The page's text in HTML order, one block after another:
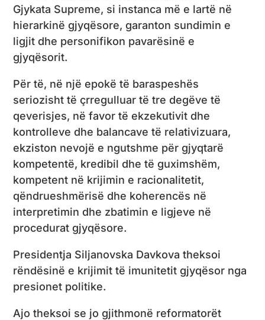
Gjykata Supreme, si instanca më e lartë në
hierarkinë gjyqësore, garanton sundimin e
ligjit dhe personifikon pavarësinë e
gjyqësorit.
Për të, në një epokë të baraspeshës
seriozisht të çrregulluar të tre degëve të
qeverisjes, në favor të ekzekutivit dhe
kontrolleve dhe balancave të relativizuara,
ekziston nevojë e ngutshme për gjyqtarë
kompetentë, kredibil dhe të guximshëm,
kompetent në krijimin e racionalitetit,
qëndrueshmërisë dhe koherencës në
interpretimin dhe zbatimin e ligjeve në
procedurat gjyqësore.
Presidentja Siljanovska Davkova theksoi
rëndësinë e krijimit të imunitetit gjyqësor nga
presionet politike.
Ajo theksoi se jo gjithmonë reformatorët